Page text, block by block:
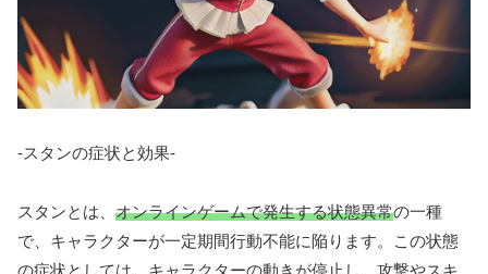
-スタンの症状と効果-
スタンとは、 オンラインゲームで発生する状態異常の一種
で、キャラクターが一定期間行動不能に陥ります。この状態
の症状としては、キャラクターの動きが停止し、攻撃やスキ